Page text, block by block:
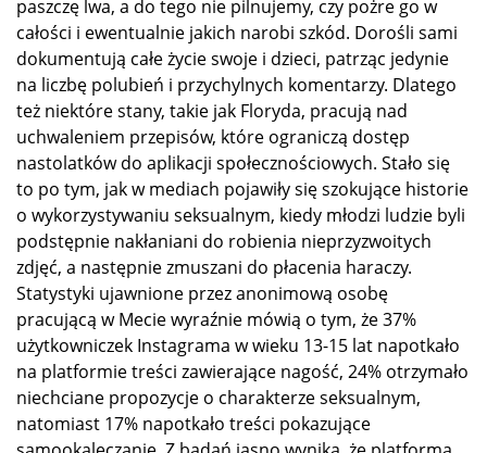
paszczę lwa, a do tego nie pilnujemy, czy pożre go w
całości i ewentualnie jakich narobi szkód. Dorośli sami
dokumentują całe życie swoje i dzieci, patrząc jedynie
na liczbę polubień i przychylnych komentarzy. Dlatego
też niektóre stany, takie jak Floryda, pracują nad
uchwaleniem przepisów, które ograniczą dostęp
nastolatków do aplikacji społecznościowych. Stało się
to po tym, jak w mediach pojawiły się szokujące historie
o wykorzystywaniu seksualnym, kiedy młodzi ludzie byli
podstępnie nakłaniani do robienia nieprzyzwoitych
zdjęć, a następnie zmuszani do płacenia haraczy.
Statystyki ujawnione przez anonimową osobę
pracującą w Mecie wyraźnie mówią o tym, że 37%
użytkowniczek Instagrama w wieku 13-15 lat napotkało
na platformie treści zawierające nagość, 24% otrzymało
niechciane propozycje o charakterze seksualnym,
natomiast 17% napotkało treści pokazujące